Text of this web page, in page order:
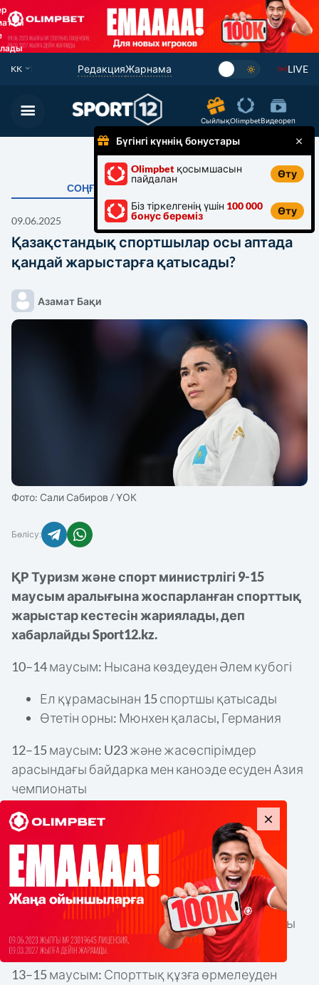
KK РедакцияЖарнама LIVE
Сыйлық
Бүгінгі күннің бонустары
Olimpbet қосымшасын
пайдалан
Өту
Біз тіркелгенің үшін 100 000
бонус береміз
Өту
OlimpbetВидеореп
СОҢҒЫ
09.06.2025
Қазақстандық спортшылар осы аптада
қандай жарыстарға қатысады?
Азамат Бақи
Фото: Сали Сабиров / ҰОК
Бөлісу:
ҚР Туризм және спорт министрлігі 9-15
маусым аралығына жоспарланған спорттық
жарыстар кестесін жариялады, деп
хабарлайды Sport12.kz.
10–14 маусым: Нысана көздеуден Әлем кубогі
Ел құрамасынан 15 спортшы қатысады
Өтетін орны: Мюнхен қаласы, Германия
12–15 маусым: U23 және жасөспірімдер
арасындағы байдарка мен каноэде есуден Азия
чемпионаты
Жарысқа 12 спортшымыз қатысады
Өтетін орны: Паттайя қаласы, Таиланд
12–15 маусым: Грэпплингтен халықаралық
турнир
Турнирге 10 елден 800 спортшы қатысады
Өтетін орны: Астана қаласы
13–15 маусым: Спорттық құзға өрмелеуден
СПОРТ МИНИСТРІ
ФУТБОЛ
ОЛИМПИАДА
КӨШПЕНДІЛЕР ОЙЫНЫ 2024
QJ LEAGUE
ХОККЕЙ
ТЕННИС
ХАБАРЛАНДЫРУ